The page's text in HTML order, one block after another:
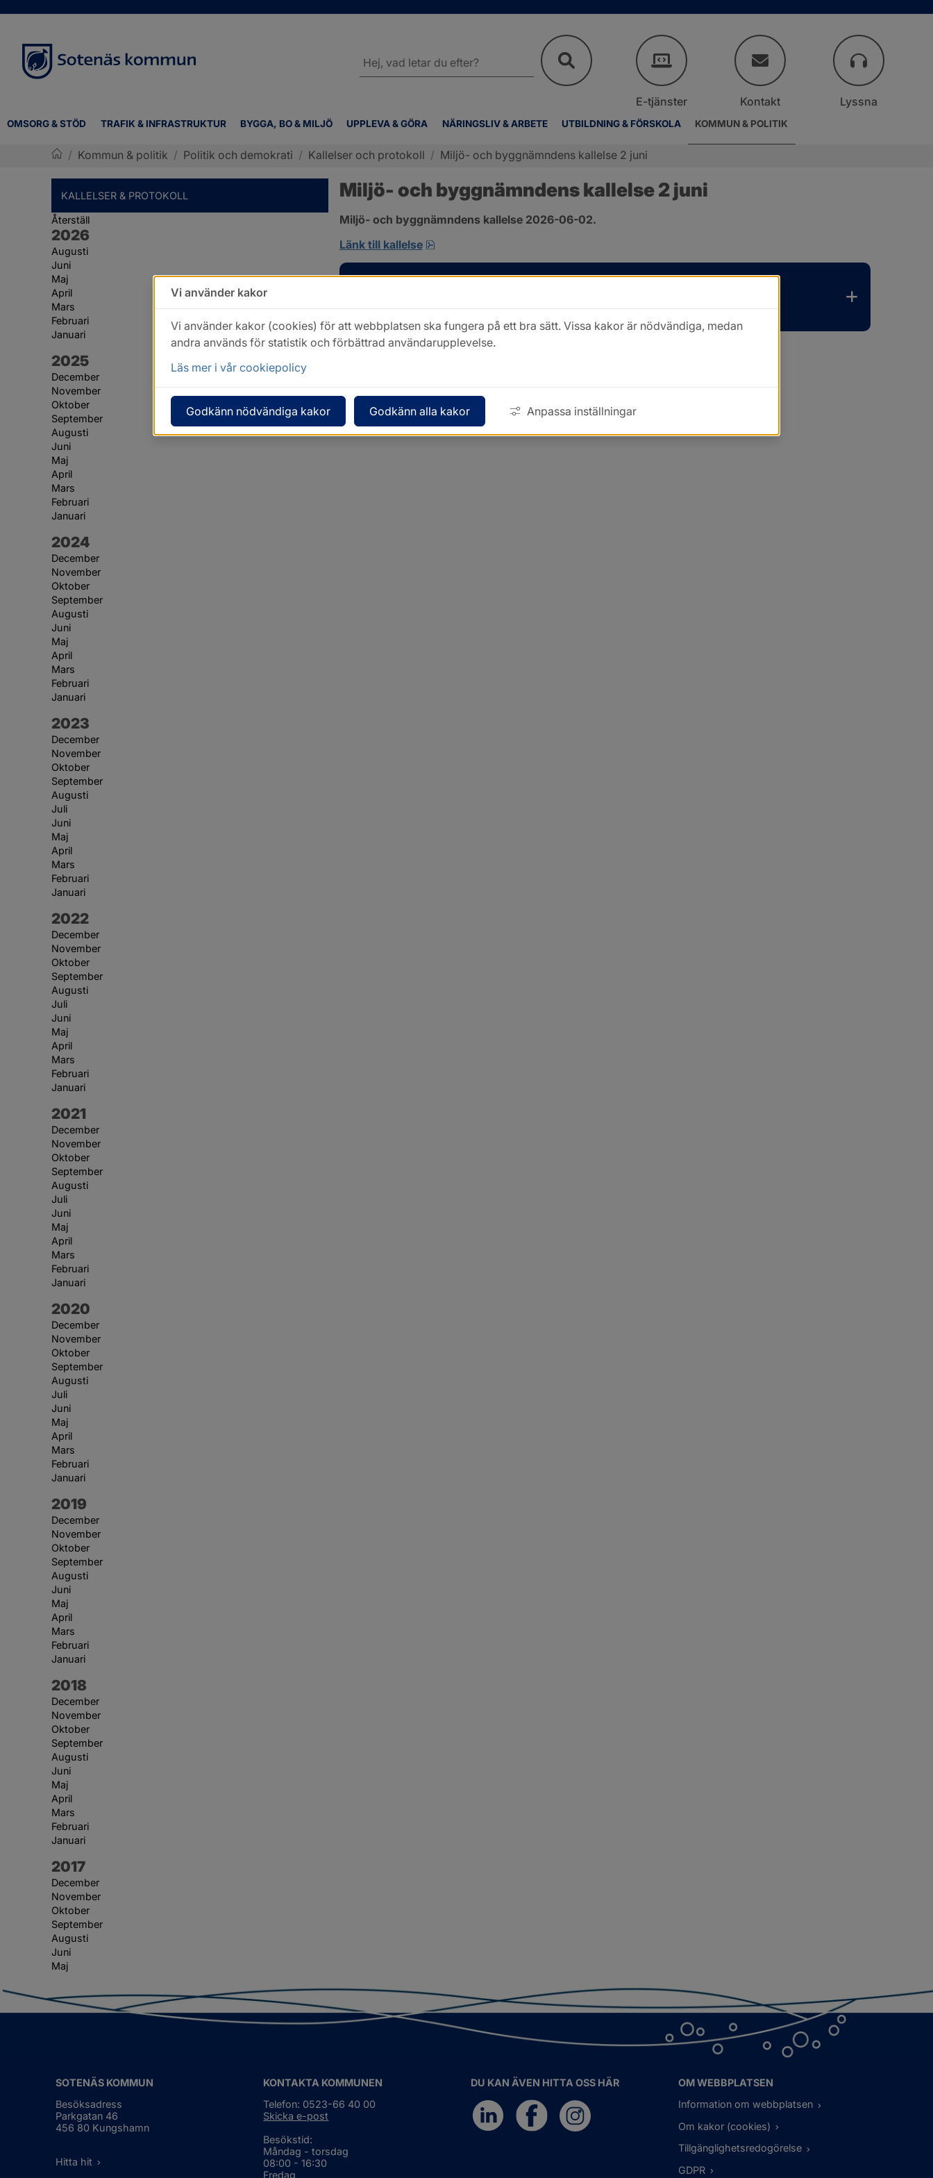
OMSORG & STÖD TRAFIK & INFRASTRUKTUR BYGGA, BO & MILJÖ UPPLEVA & GÖRA NÄRINGSLIV & ARBETE UTBILDNING & FÖRSKOLA KOMMUN & POLITIK
webbplatsen
E-tjänster Kontakt Lyssna
/ Kommun & politik / Politik och demokrati / Kallelser och protokoll / Miljö- och byggnämndens kallelse 2 juni
KALLELSER & PROTOKOLL
Återställ
År:
2026
Augusti
Juni
Maj
April
Mars
Februari
Januari
År:
2025
December
November
Oktober
September
Augusti
Juni
Maj
April
Mars
Februari
Januari
År:
2024
December
November
Oktober
September
Augusti
Juni
Maj
April
Mars
Februari
Januari
År:
2023
December
November
Oktober
September
Augusti
Juli
Juni
Maj
April
Mars
Februari
Januari
År:
2022
December
November
Oktober
September
Augusti
Juli
Juni
Maj
April
Mars
Februari
Januari
År:
2021
December
November
Oktober
September
Augusti
Juli
Juni
Maj
April
Mars
Februari
Januari
År:
2020
December
November
Oktober
September
Augusti
Juli
Juni
Maj
April
Mars
Februari
Januari
År:
2019
December
November
Oktober
September
Augusti
Juni
Maj
April
Mars
Februari
Januari
År:
2018
December
November
Oktober
September
Augusti
Juni
Maj
April
Mars
Februari
Januari
År:
2017
December
November
Oktober
September
Augusti
Juni
Maj
Miljö- och byggnämndens kallelse 2 juni
Miljö- och byggnämndens kallelse 2026-06-02.
Länk till kallelse
pdf, 167.4 kB, öppnas i nytt fönster.
SOTENÄS KOMMUN
Besöksadress
Parkgatan 46
456 80 Kungshamn
Hitta hit
KONTAKTA KOMMUNEN
Telefon: 0523-66 40 00
Skicka e-post
Besökstid:
Måndag - torsdag
08:00 - 16:30
Fredag
DU KAN ÄVEN HITTA OSS HÄR
OM WEBBPLATSEN
Information om webbplatsen
Om kakor (cookies)
Tillgänglighetsredogörelse
GDPR
Vi använder kakor
Vi använder kakor (cookies) för att webbplatsen ska fungera på ett bra sätt. Vissa kakor är nödvändiga, medan
andra används för statistik och förbättrad användarupplevelse.
Läs mer i vår cookiepolicy
Godkänn nödvändiga kakor Godkänn alla kakor Anpassa inställningar